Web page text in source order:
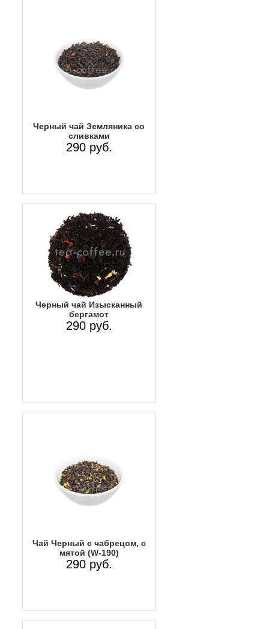
Черный чай Земляника со
сливками
290 руб.
Черный чай Изысканный
бергамот
290 руб.
Чай Черный с чабрецом, с
мятой (W-190)
290 руб.